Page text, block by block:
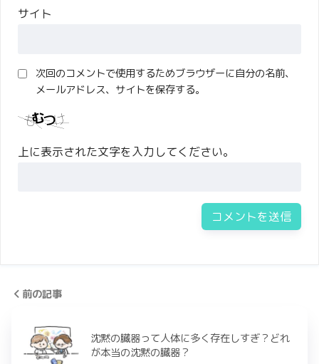
サイト
次回のコメントで使用するためブラウザーに自分の名前、
メールアドレス、サイトを保存する。
上に表示された文字を入力してください。
前の記事
沈黙の臓器って人体に多く存在しすぎ？どれ
が本当の沈黙の臓器？